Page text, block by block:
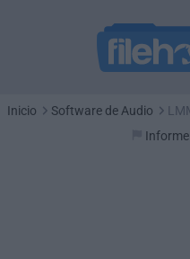
Inicio Software de Audio
Informe